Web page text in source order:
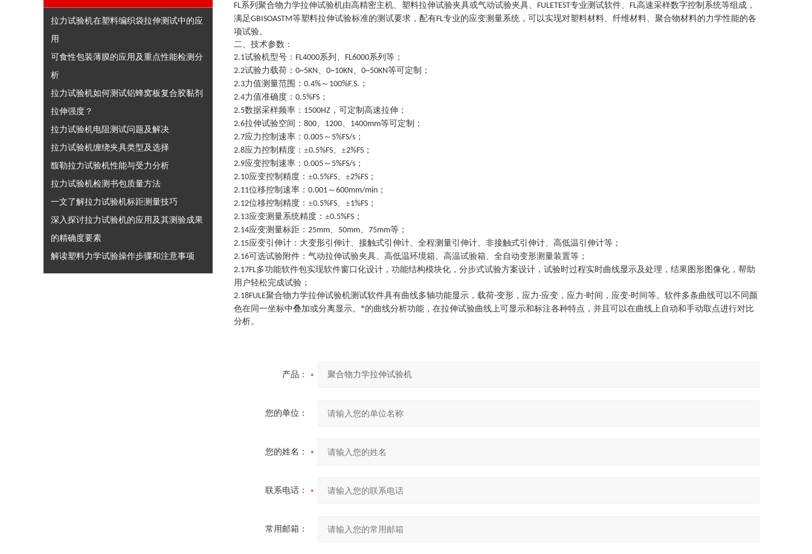
拉力试验机在塑料编织袋拉伸测试中的应
用
可食性包装薄膜的应用及重点性能检测分
析
拉力试验机如何测试铝蜂窝板复合胶黏剂
拉伸强度？
拉力试验机电阻测试问题及解决
拉力试验机缠绕夹具类型及选择
馥勒拉力试验机性能与受力分析
拉力试验机检测书包质量方法
一文了解拉力试验机标距测量技巧
深入探讨拉力试验机的应用及其测验成果
的精确度要素
解读塑料力学试验操作步骤和注意事项
FL系列 聚合物力学拉伸试验机由高精密主机、塑料拉伸试验夹具或气动试验夹具、 FULETEST专业测试软件、 FL高速采样数字控制系统等组成，
满足GBISOASTM等塑料拉伸试验标准的测试要求，配有FL专业的应变测量系统，可以实现对塑料材料、纤维材料、聚合物材料的力学性能的各
项试验。
二、技术参数 ：
2.1试验机型号： FL4000系列、 FL6000系列等；
2.2试验力载荷： 0~5KN、 0~10KN、 0~50KN等可定制；
2.3力值测量范围： 0.4% ～ 100%F.S. ；
2.4力值准确度： 0.5%FS ；
2.5数据采样频率： 1500HZ ，可定制高速拉伸；
2.6拉伸试验空间： 800、 1200、 1400mm等可定制；
2.7应力控制速率： 0.005 ～ 5%FS/s ；
2.8应力控制精度：±0.5%FS、±2%FS ；
2.9应变控制速率： 0.005 ～ 5%FS/s ；
2.10应变控制精度：±0.5%FS、±2%FS ；
2.11位移控制速率： 0.001 ～ 600mm/min ；
2.12位移控制精度：±0.5%FS、±1%FS ；
2.13应变测量系统精度：±0.5%FS ；
2.14应变测量标距： 25mm、 50mm、 75mm等；
2.15应变引伸计：大变形引伸计、接触式引伸计、全程测量引伸计、非接触式引伸计、高低温引伸计等；
2.16可选试验附件：气动拉伸试验夹具、高低温环境箱、高温试验箱、全自动变形测量装置等；
2.17FL多功能软件包实现软件窗口化设计，功能结构模块化，分步式试验方案设计，试验时过程实时曲线显示及处理，结果图形图像化，帮助
用户轻松完成试验；
2.18FULE聚合物力学拉伸试验机测试软件具有曲线多轴功能显示，载荷-变形，应力-应变，应力-时间，应变-时间等。软件多条曲线可以不同颜
色在同一坐标中叠加或分离显示。*的曲线分析功能，在拉伸试验曲线上可显示和标注各种特点，并且可以在曲线上自动和手动取点进行对比
分析。
产品：
您的单位：
您的姓名：
联系电话：
常用邮箱：